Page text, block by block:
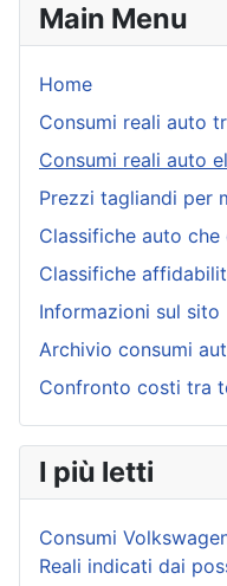
Main Menu
Home
Consumi reali auto
Consumi reali auto
Prezzi tagliandi per
Classifiche auto che
Classifiche
Informazioni sul sito
Archivio consumi
Confronto costi tra
I più letti
Consumi
Reali indicati dai